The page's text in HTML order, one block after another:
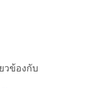
วข้องกับ